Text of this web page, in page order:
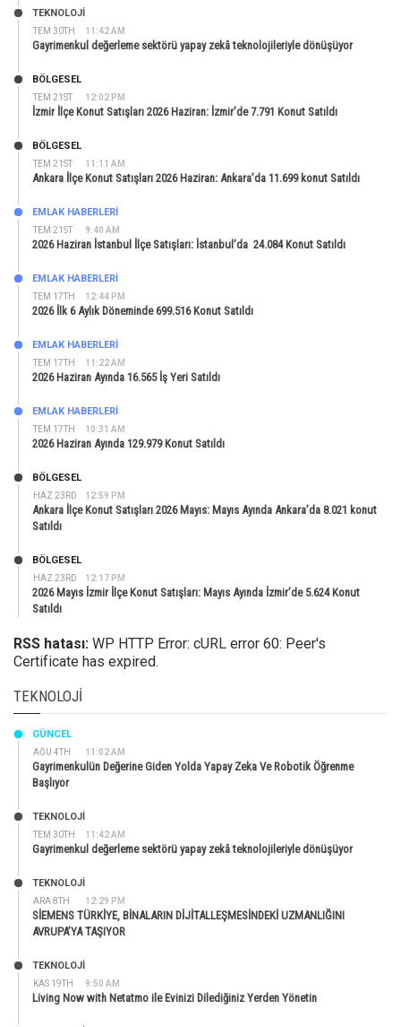
TEM 30TH 11:42 AM
TEKNOLOJİ
Gayrimenkul değerleme sektörü yapay zekâ teknolojileriyle dönüşüyor
TEM 21ST 12:02 PM
BÖLGESEL
İzmir İlçe Konut Satışları 2026 Haziran: İzmir’de 7.791 Konut Satıldı
TEM 21ST 11:11 AM
BÖLGESEL
Ankara İlçe Konut Satışları 2026 Haziran: Ankara’da 11.699 konut Satıldı
TEM 21ST 9:40 AM
EMLAK HABERLERI
2026 Haziran İstanbul İlçe Satışları: İstanbul’da 24.084 Konut Satıldı
TEM 17TH 12:44 PM
EMLAK HABERLERI
2026 İlk 6 Aylık Döneminde 699.516 Konut Satıldı
TEM 17TH 11:22 AM
EMLAK HABERLERI
2026 Haziran Ayında 16.565 İş Yeri Satıldı
TEM 17TH 10:31 AM
EMLAK HABERLERI
2026 Haziran Ayında 129.979 Konut Satıldı
HAZ 23RD 12:59 PM
BÖLGESEL
Ankara İlçe Konut Satışları 2026 Mayıs: Mayıs Ayında Ankara’da 8.021 konut
Satıldı
HAZ 23RD 12:17 PM
BÖLGESEL
2026 Mayıs İzmir İlçe Konut Satışları: Mayıs Ayında İzmir’de 5.624 Konut
Satıldı
RSS hatası: WP HTTP Error: cURL error 60: Peer's
Certificate has expired.
TEKNOLOJI
AĞU 4TH 11:02 AM
GÜNCEL
Gayrimenkulün Değerine Giden Yolda Yapay Zeka Ve Robotik Öğrenme
Başlıyor
TEM 30TH 11:42 AM
TEKNOLOJİ
Gayrimenkul değerleme sektörü yapay zekâ teknolojileriyle dönüşüyor
ARA 8TH 12:29 PM
TEKNOLOJİ
SİEMENS TÜRKİYE, BİNALARIN DİJİTALLEŞMESİNDEKİ UZMANLIĞINI
AVRUPA’YA TAŞIYOR
KAS 19TH 9:50 AM
TEKNOLOJİ
Living Now with Netatmo ile Evinizi Dilediğiniz Yerden Yönetin